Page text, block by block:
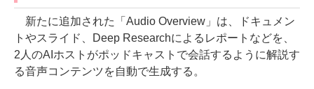
新たに追加された「Audio Overview」は、ドキュメン
トやスライド、Deep Researchによるレポートなどを、
2人のAIホストがポッドキャストで会話するように解説す
る音声コンテンツを自動で生成する。